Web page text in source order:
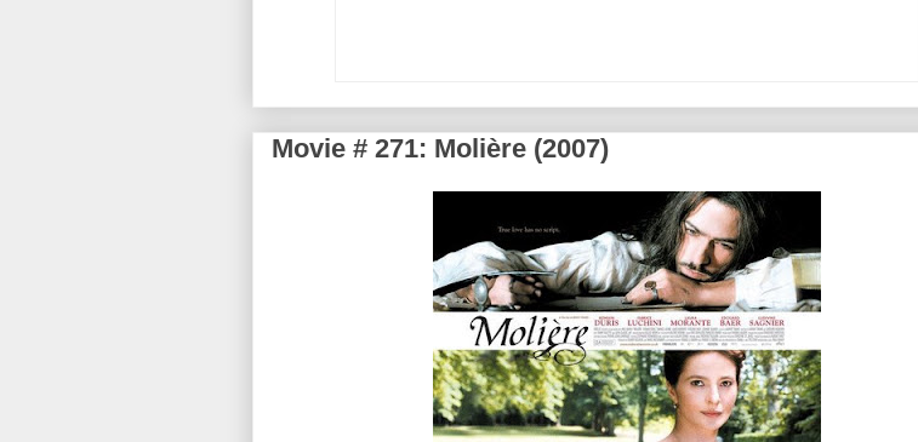
Movie # 271: Molière (2007)